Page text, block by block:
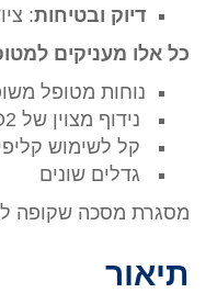
דיוק ובטיחות:
כל אלו מעניקים
נוחות מטופל
נידוף מצוין של CO2 החוצה
קל לשימוש
גדלים שונים
מסגרת מסכה שקופה
תיאור